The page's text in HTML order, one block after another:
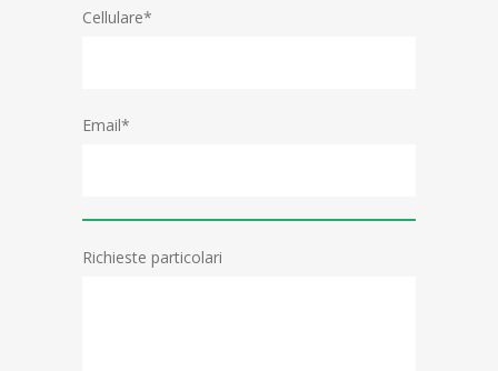
Cellulare*
Email*
Richieste particolari